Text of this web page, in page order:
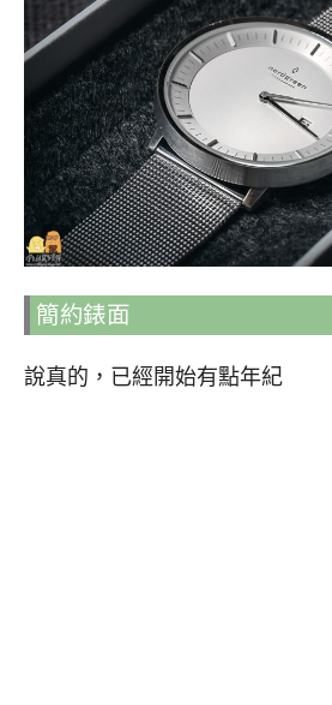
簡約錶面
說真的，已經開始有點年紀